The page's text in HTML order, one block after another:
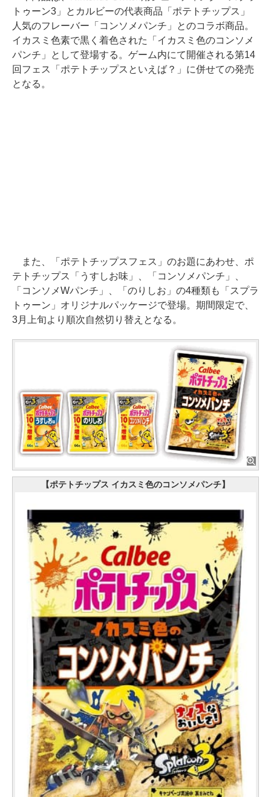
トゥーン3」とカルビーの代表商品「ポテトチップス」
人気のフレーバー「コンソメパンチ」とのコラボ商品。
イカスミ色素で黒く着色された「イカスミ色のコンソメ
パンチ」として登場する。ゲーム内にて開催される第14
回フェス「ポテトチップスといえば？」に併せての発売
となる。
また、「ポテトチップスフェス」のお題にあわせ、ポ
テトチップス「うすしお味」、「コンソメパンチ」、
「コンソメWパンチ」、「のりしお」の4種類も「スプラ
トゥーン」オリジナルパッケージで登場。期間限定で、
3月上旬より順次自然切り替えとなる。
【ポテトチップス イカスミ色のコンソメパンチ】